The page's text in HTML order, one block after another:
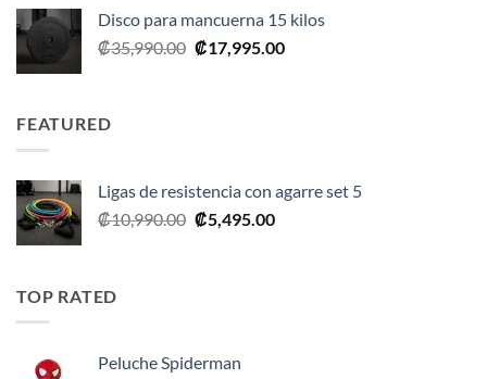
Disco para mancuerna 15 kilos
₡35,990.00 El
₡17,995.00El
FEATURED
Ligas de resistencia con agarre set 5
₡10,990.00 El
₡5,495.00El
TOP RATED
Peluche Spiderman